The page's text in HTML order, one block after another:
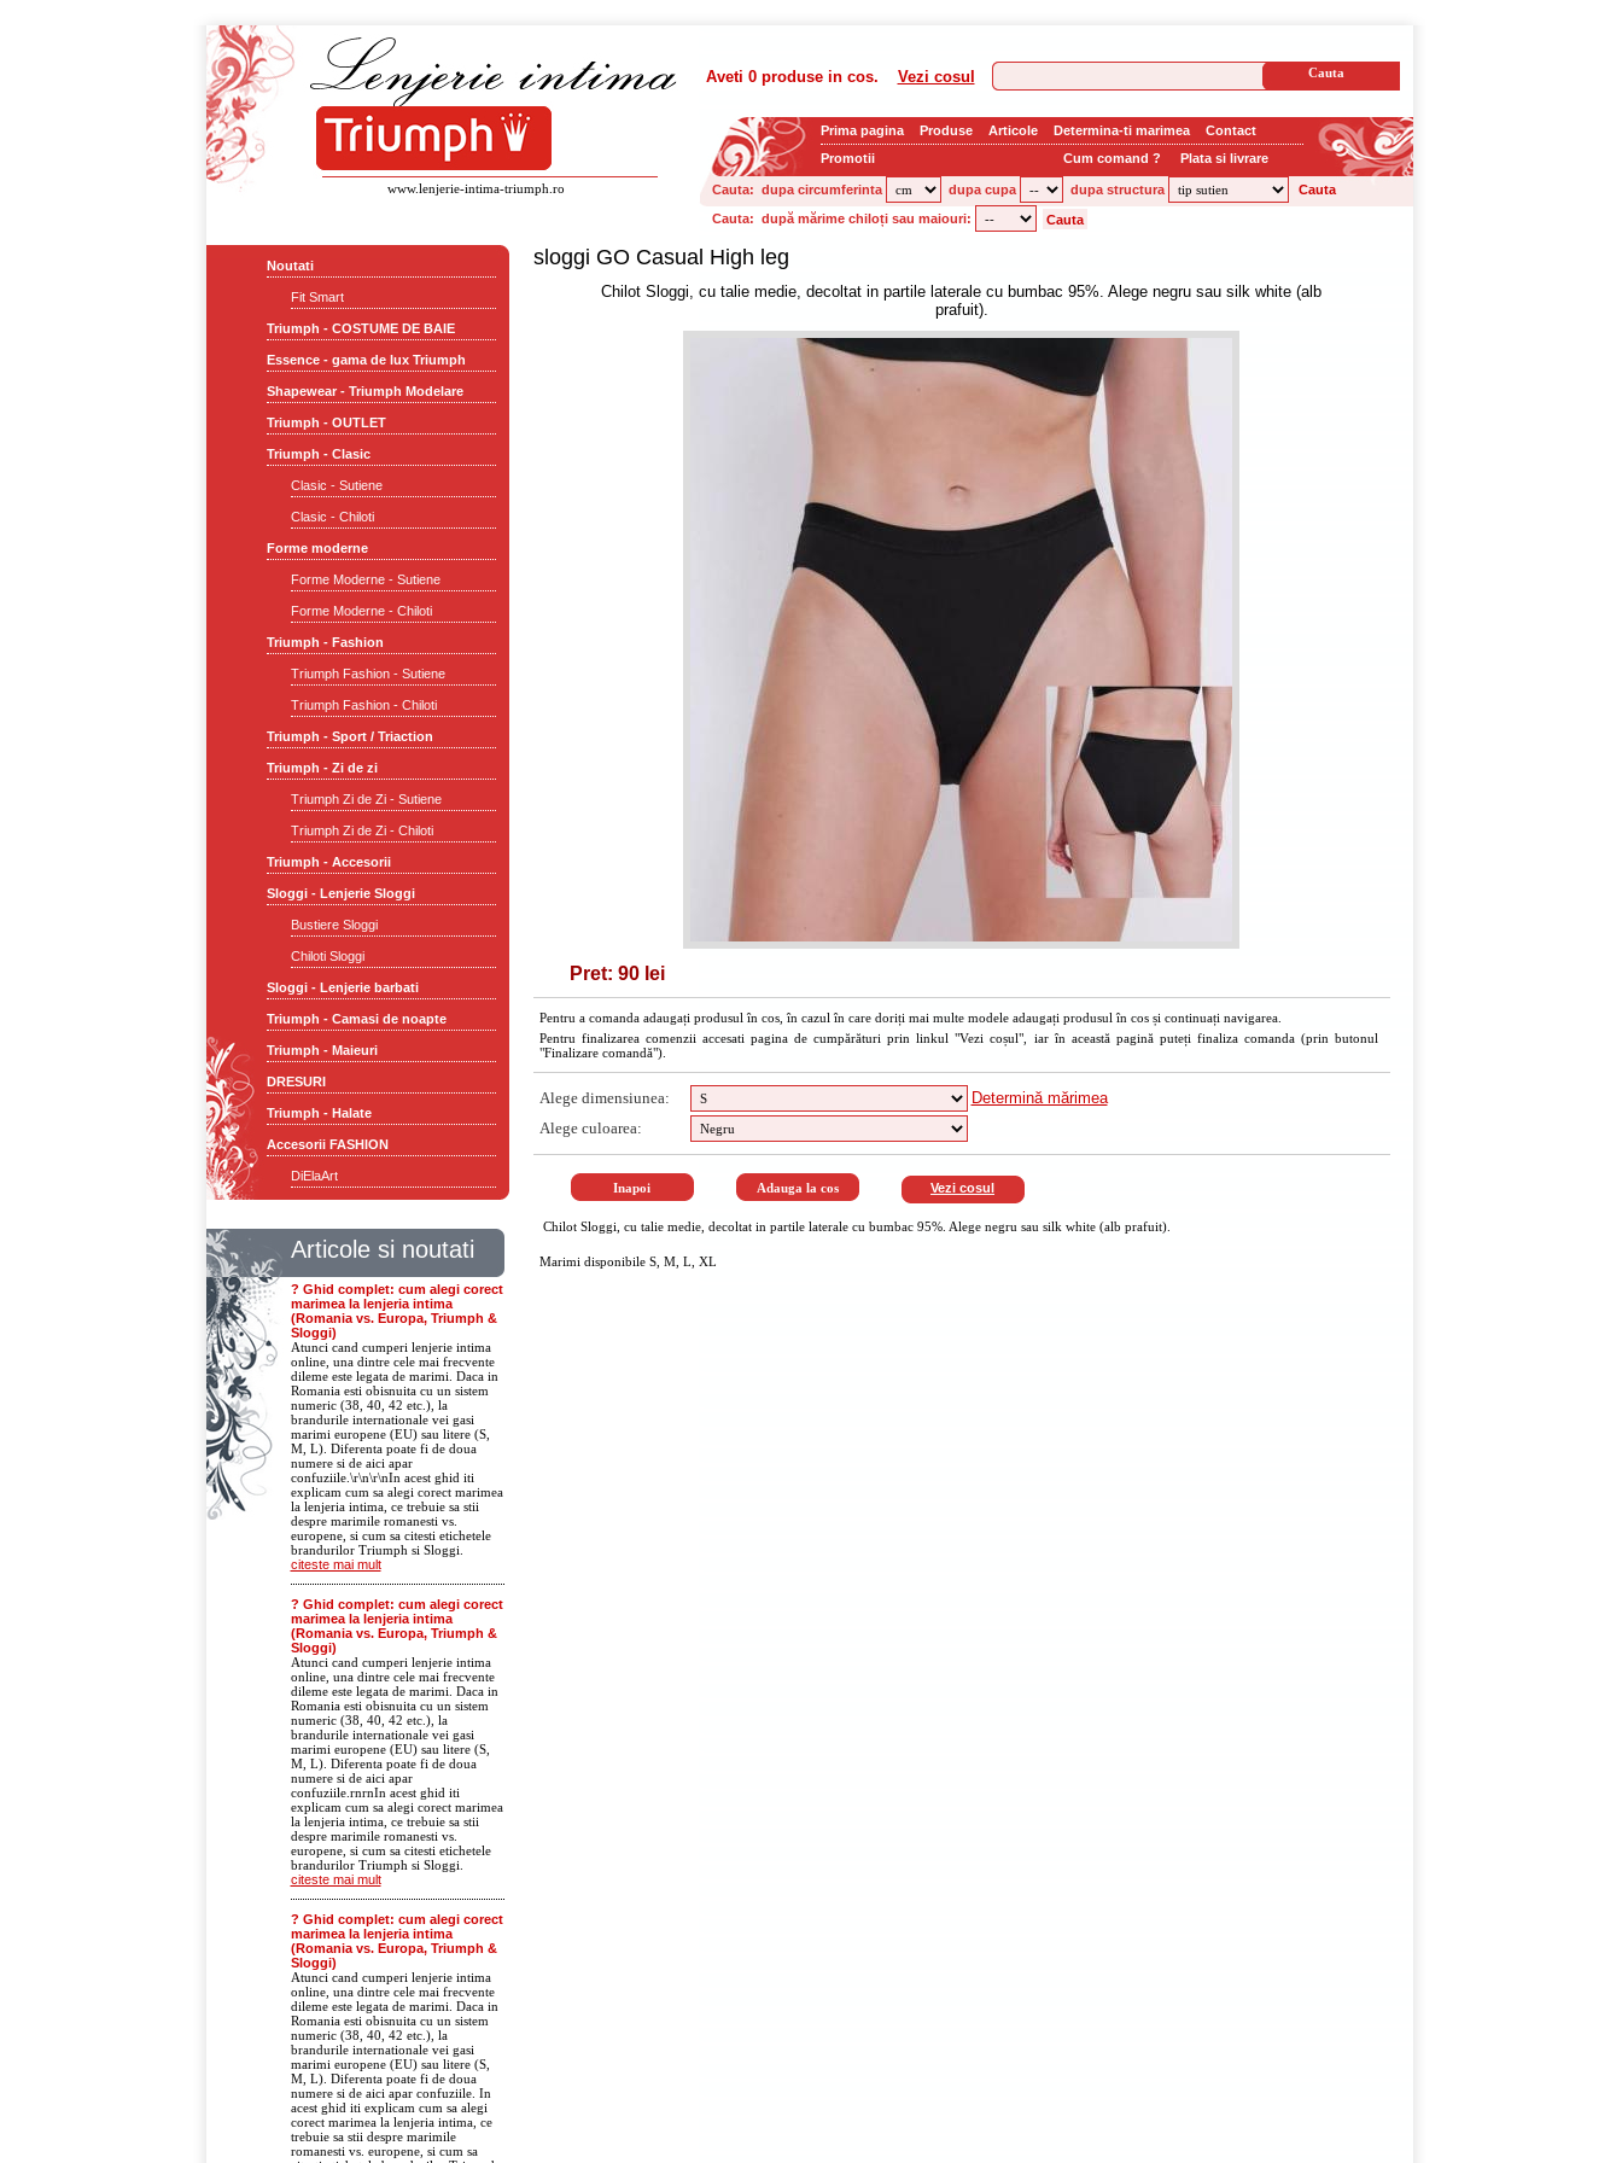
www.lenjerie-intima-triumph.ro
Aveti 0 produsein cos. Vezi cosul
Prima pagina Produse Articole Determina-ti marimea
Contact
Promotii
Cum comand ? Plata si livrare
Cauta: dupa circumferinta dupa cupa
dupa structura
Cauta: după mărime chiloți sau maiouri:
Noutati
Fit Smart
Triumph - COSTUME DE BAIE
Essence - gama de lux Triumph
Shapewear - Triumph Modelare
Triumph - OUTLET
Triumph - Clasic
Clasic - Sutiene
Clasic - Chiloti
Forme moderne
Forme Moderne - Sutiene
Forme Moderne - Chiloti
Triumph - Fashion
Triumph Fashion - Sutiene
Triumph Fashion - Chiloti
Triumph - Sport / Triaction
Triumph - Zi de zi
Triumph Zi de Zi - Sutiene
Triumph Zi de Zi - Chiloti
Triumph - Accesorii
Sloggi - Lenjerie Sloggi
Bustiere Sloggi
Chiloti Sloggi
Sloggi - Lenjerie barbati
Triumph - Camasi de noapte
Triumph - Maieuri
DRESURI
Triumph - Halate
Accesorii FASHION
DiElaArt
Articole si noutati
? Ghid complet: cum alegi corect
marimea la lenjeria intima
(Romania vs. Europa, Triumph &
Sloggi)
Atunci cand cumperi lenjerie intima
online, una dintre cele mai frecvente
dileme este legata de marimi. Daca in
Romania esti obisnuita cu un sistem
numeric (38, 40, 42 etc.), la
brandurile internationale vei gasi
marimi europene (EU) sau litere (S,
M, L). Diferenta poate fi de doua
numere si de aici apar
confuziile.\r\n\r\nIn acest ghid iti
explicam cum sa alegi corect marimea
la lenjeria intima, ce trebuie sa stii
despre marimile romanesti vs.
europene, si cum sa citesti etichetele
brandurilor Triumph si Sloggi.
citeste mai mult
? Ghid complet: cum alegi corect
marimea la lenjeria intima
(Romania vs. Europa, Triumph &
Sloggi)
Atunci cand cumperi lenjerie intima
online, una dintre cele mai frecvente
dileme este legata de marimi. Daca in
Romania esti obisnuita cu un sistem
numeric (38, 40, 42 etc.), la
brandurile internationale vei gasi
marimi europene (EU) sau litere (S,
M, L). Diferenta poate fi de doua
numere si de aici apar
confuziile.rnrnIn acest ghid iti
explicam cum sa alegi corect marimea
la lenjeria intima, ce trebuie sa stii
despre marimile romanesti vs.
europene, si cum sa citesti etichetele
brandurilor Triumph si Sloggi.
citeste mai mult
? Ghid complet: cum alegi corect
marimea la lenjeria intima
(Romania vs. Europa, Triumph &
Sloggi)
Atunci cand cumperi lenjerie intima
online, una dintre cele mai frecvente
dileme este legata de marimi. Daca in
Romania esti obisnuita cu un sistem
numeric (38, 40, 42 etc.), la
brandurile internationale vei gasi
marimi europene (EU) sau litere (S,
M, L). Diferenta poate fi de doua
numere si de aici apar confuziile. In
acest ghid iti explicam cum sa alegi
corect marimea la lenjeria intima, ce
trebuie sa stii despre marimile
romanesti vs. europene, si cum sa
sloggi GO Casual High leg
Chilot Sloggi, cu talie medie, decoltat in partile laterale cu bumbac 95%. Alege negru sau silk white (alb
prafuit).
Pret: 90 lei
Pentru a comanda adaugați produsul în cos, în cazul în care doriți mai multe modele adaugați produsul în cos și continuați navigarea.
Pentru finalizarea comenzii accesati pagina de cumpărături prin linkul "Vezi coșul", iar în această pagină puteți finaliza comanda (prin butonul
"Finalizare comandă").
Alege dimensiunea:
Determină mărimea
Alege culoarea:
Vezi cosul
Chilot Sloggi, cu talie medie, decoltat in partile laterale cu bumbac 95%. Alege negru sau silk white (alb prafuit).
Marimi disponibile S, M, L, XL